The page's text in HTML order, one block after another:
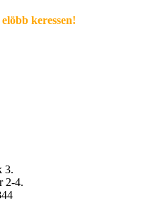
keressen!
3.
2-4.